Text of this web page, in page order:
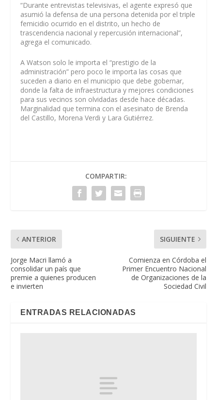
“Durante entrevistas televisivas, el agente expresó que
asumió la defensa de una persona detenida por el triple
femicidio ocurrido en el distrito, un hecho de
trascendencia nacional y repercusión internacional”,
agrega el comunicado.
A Watson solo le importa el “prestigio de la
administración” pero poco le importa las cosas que
suceden a diario en el municipio que debe gobernar,
donde la falta de infraestructura y mejores condiciones
para sus vecinos son olvidadas desde hace décadas.
Marginalidad que termina con el asesinato de Brenda
del Castillo, Morena Verdi y Lara Gutiérrez.
COMPARTIR:
ANTERIOR
Jorge Macri llamó a
consolidar un país que
premie a quienes producen
e invierten
SIGUIENTE
Comienza en Córdoba el
Primer Encuentro Nacional
de Organizaciones de la
Sociedad Civil
ENTRADAS RELACIONADAS